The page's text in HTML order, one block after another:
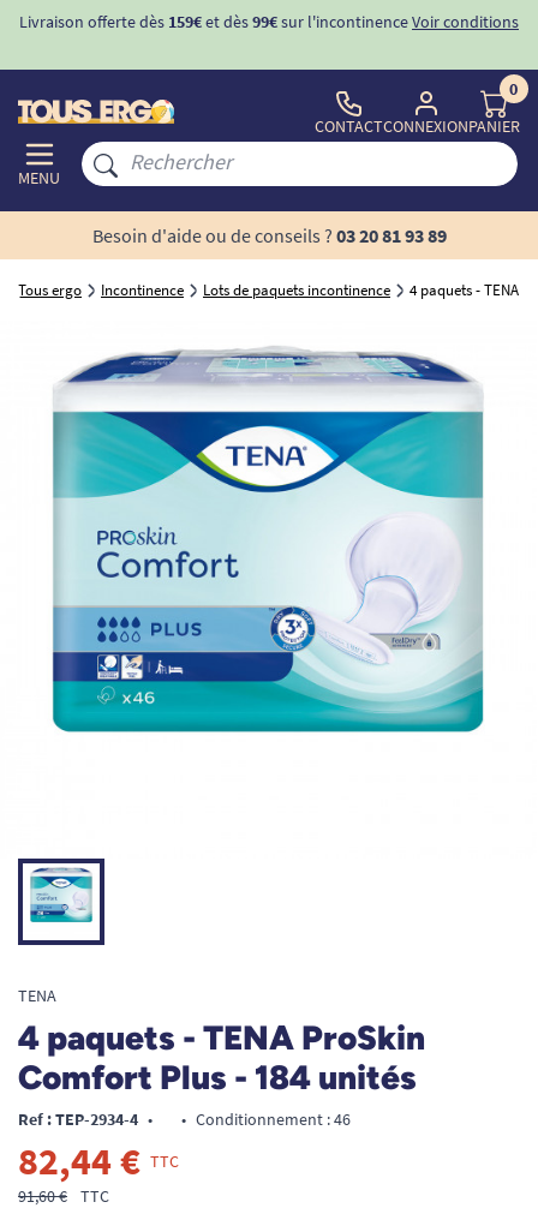
Livraison offerte dès 159€et dès99€sur l'incontinenceVoir conditions
MENU
CONTACTCONNEXION
0
PANIER
Besoin d'aide ou de conseils ? 03 20 81 93 89
Tous ergo Incontinence Lots de paquets incontinence 4 paquets - TENA
TENA
4 paquets - TENA ProSkin
Comfort Plus - 184 unités
Ref : TEP-2934-4 • • Conditionnement : 46
82,44 € TTC
91,60 €
TTC